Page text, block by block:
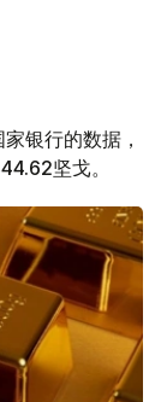
银行的数据，
坚戈。